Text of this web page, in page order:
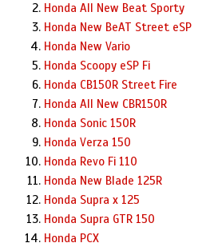
Honda All New Beat Sporty
Honda New BeAT Street eSP
Honda New Vario
Honda Scoopy eSP Fi
Honda CB150R Street Fire
Honda All New CBR150R
Honda Sonic 150R
Honda Verza 150
Honda Revo Fi 110
Honda New Blade 125R
Honda Supra x 125
Honda Supra GTR 150
Honda PCX